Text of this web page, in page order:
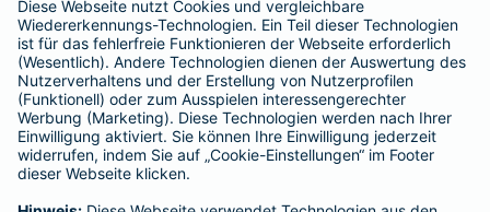
BELIEBTE SEITEN
Kranken-Zusatzversicherung
Tierversicherungen
Haftpflichtversicherung
Hausratversicherung